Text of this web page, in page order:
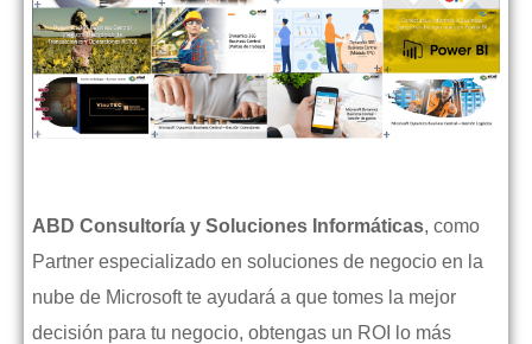
ABD Consultoría y Soluciones Informáticas, como
Partner especializado en soluciones de negocio en la
nube de Microsoft te ayudará a que tomes la mejor
decisión para tu negocio, obtengas un ROI lo más